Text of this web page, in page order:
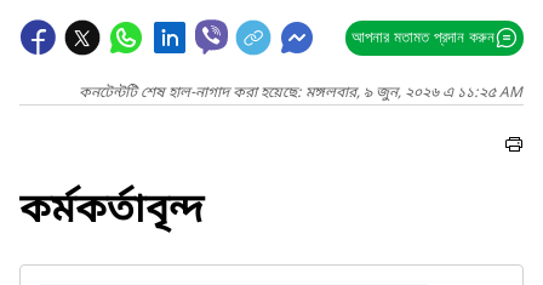
আপনার মতামত প্রদান করুন
কনটেন্টটি শেষ হাল-নাগাদ করা হয়েছে: মঙ্গলবার, ৯ জুন, ২০২৬ এ ১১:২৫ AM
কর্মকর্তাবৃন্দ